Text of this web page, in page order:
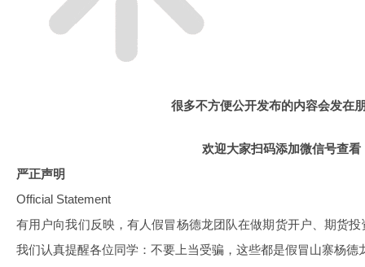
很多不方便公开发布的内容会发在
欢迎大家扫码添加微信号查看
严正声明
Official Statement
有用户向我们反映，有人假冒杨德龙团队在做期货开户、期货
我们认真提醒各位同学：不要上当受骗，这些都是假冒山寨杨德